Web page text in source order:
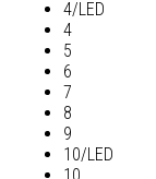
4/LED
4
5
6
7
8
9
10/LED